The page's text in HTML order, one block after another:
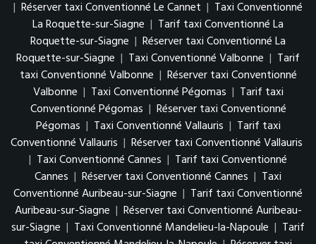
| Réserver taxi Conventionné Le Cannet | Taxi Conventionné
La Roquette-sur-Siagne | Tarif taxi Conventionné La
Roquette-sur-Siagne | Réserver taxi Conventionné La
Roquette-sur-Siagne | Taxi Conventionné Valbonne | Tarif
taxi Conventionné Valbonne | Réserver taxi Conventionné
Valbonne | Taxi Conventionné Pégomas | Tarif taxi
Conventionné Pégomas | Réserver taxi Conventionné
Pégomas | Taxi Conventionné Vallauris | Tarif taxi
Conventionné Vallauris | Réserver taxi Conventionné Vallauris
| Taxi Conventionné Cannes | Tarif taxi Conventionné
Cannes | Réserver taxi Conventionné Cannes | Taxi
Conventionné Auribeau-sur-Siagne | Tarif taxi Conventionné
Auribeau-sur-Siagne | Réserver taxi Conventionné Auribeau-
sur-Siagne | Taxi Conventionné Mandelieu-la-Napoule | Tarif